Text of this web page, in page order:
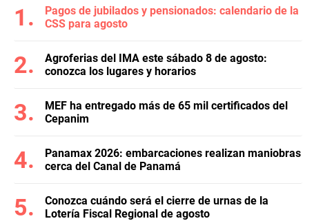
Pagos de jubilados y pensionados: calendario de la
CSS para agosto
Agroferias del IMA este sábado 8 de agosto:
conozca los lugares y horarios
MEF ha entregado más de 65 mil certificados del
Cepanim
Panamax 2026: embarcaciones realizan maniobras
cerca del Canal de Panamá
Conozca cuándo será el cierre de urnas de la
Lotería Fiscal Regional de agosto